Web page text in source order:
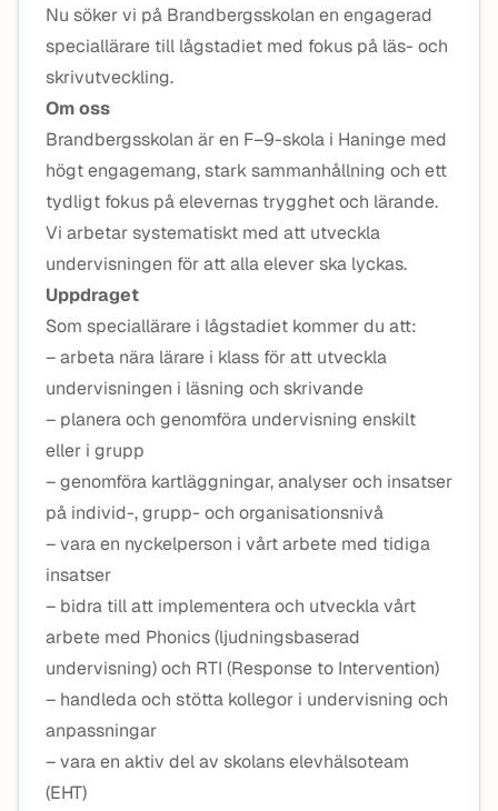
Nu söker vi på Brandbergsskolan en engagerad
speciallärare till lågstadiet med fokus på läs- och
skrivutveckling.
Om oss
Brandbergsskolan är en F–9-skola i Haninge med
högt engagemang, stark sammanhållning och ett
tydligt fokus på elevernas trygghet och lärande.
Vi arbetar systematiskt med att utveckla
undervisningen för att alla elever ska lyckas.
Uppdraget
Som speciallärare i lågstadiet kommer du att:
– arbeta nära lärare i klass för att utveckla
undervisningen i läsning och skrivande
– planera och genomföra undervisning enskilt
eller i grupp
– genomföra kartläggningar, analyser och insatser
på individ-, grupp- och organisationsnivå
– vara en nyckelperson i vårt arbete med tidiga
insatser
– bidra till att implementera och utveckla vårt
arbete med Phonics (ljudningsbaserad
undervisning) och RTI (Response to Intervention)
– handleda och stötta kollegor i undervisning och
anpassningar
– vara en aktiv del av skolans elevhälsoteam
(EHT)